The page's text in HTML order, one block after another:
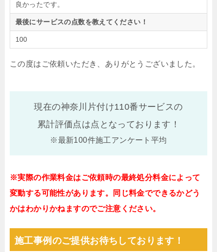
良かったです。
最後にサービスの点数を教えてください！
100
この度はご依頼いただき、ありがとうございました。
現在の神奈川片付け110番サービスの
累計評価点は点となっております！
※最新100件施工アンケート平均
※実際の作業料金はご依頼時の最終処分料金によって
変動する可能性があります。同じ料金でできるかどう
かはわかりかねますのでご注意ください。
施工事例のご提供お待ちしております！